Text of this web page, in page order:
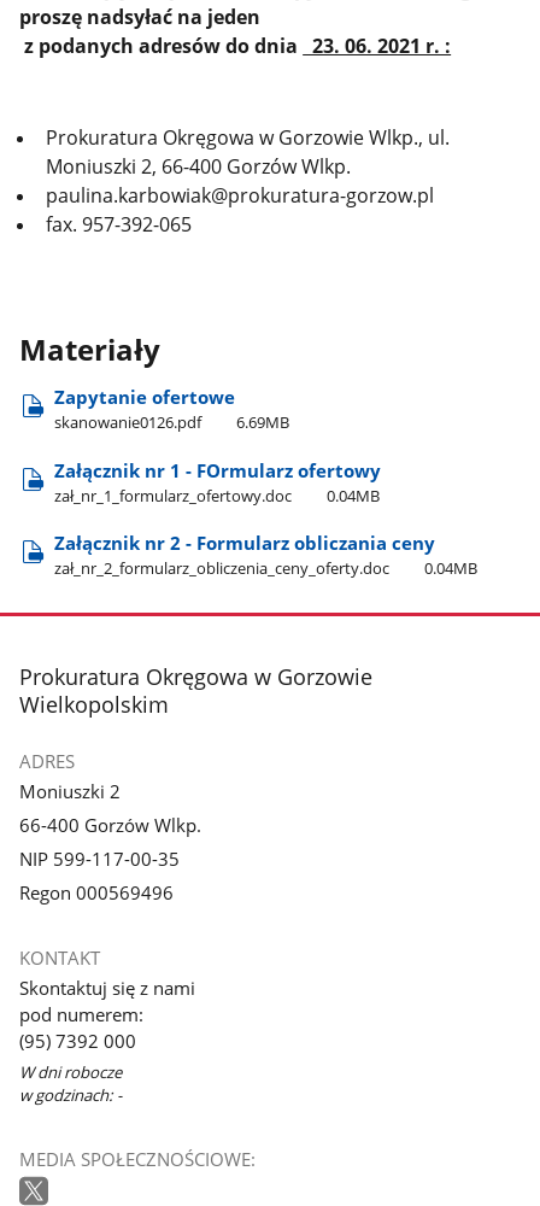
proszę nadsyłać na jeden
z podanych adresów do dnia 23. 06. 2021 r. :
Prokuratura Okręgowa w Gorzowie Wlkp., ul.
Moniuszki 2, 66-400 Gorzów Wlkp.
paulina.karbowiak@prokuratura-gorzow.pl
fax. 957-392-065
Materiały
Zapytanie ofertowe
skanowanie0126.pdf 6.69MB
Załącznik nr 1 - FOrmularz ofertowy
zał​_nr​_1​_formularz​_ofertowy.doc 0.04MB
Załącznik nr 2 - Formularz obliczania ceny
zał​_nr​_2​_formularz​_obliczenia​_ceny​_oferty.doc 0.04MB
stopka
Prokuratura Okręgowa w Gorzowie
Wielkopolskim
ADRES
Moniuszki 2
66-400 Gorzów Wlkp.
NIP 599-117-00-35
Regon 000569496
KONTAKT
Skontaktuj się z nami
pod numerem:
(95) 7392 000
W dni robocze
w godzinach: -
MEDIA SPOŁECZNOŚCIOWE: